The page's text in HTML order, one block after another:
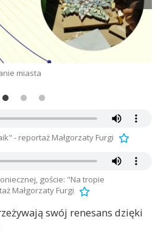
miasta
- reportaż Małgorzaty Furgi
goście: "Na tropie
Małgorzaty Furgi
swój renesans dzięki